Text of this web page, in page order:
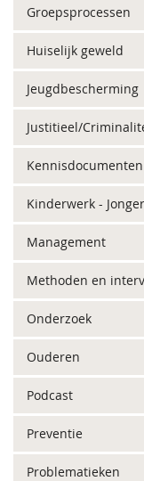
Groepsprocessen
Huiselijk geweld
Jeugdbescherming
Justitieel/
Kennisdocumenten
Kinderwerk -
Management
Methoden en
Onderzoek
Ouderen
Podcast
Preventie
Problematieken